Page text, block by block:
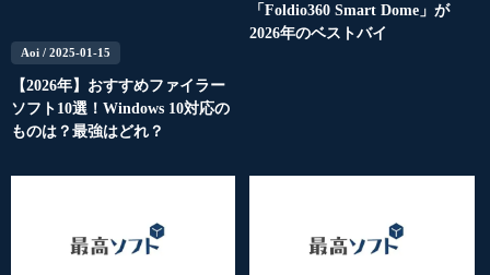
Aoi / 2025-01-15
【2026年】おすすめファイラー
ソフト10選！Windows 10対応の
ものは？最強はどれ？
「Foldio360 Smart Dome」が
2026年のベストバイ